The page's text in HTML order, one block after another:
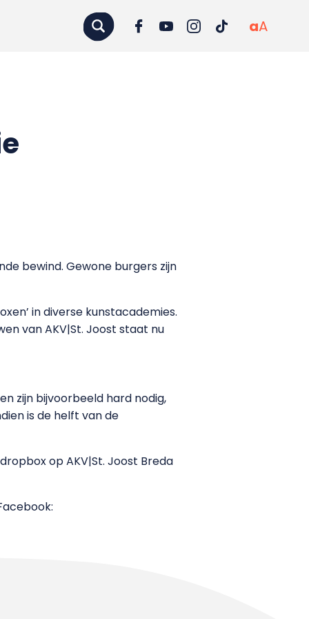
aA
bewind. Gewone burgers zijn
in diverse kunstacademies.
van AKV|St. Joost staat nu
zijn bijvoorbeeld hard nodig,
is de helft van de
op AKV|St. Joost Breda